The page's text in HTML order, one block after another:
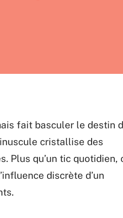
fait basculer le destin
cristallise des
Plus qu’un tic quotidien,
discrète d’un